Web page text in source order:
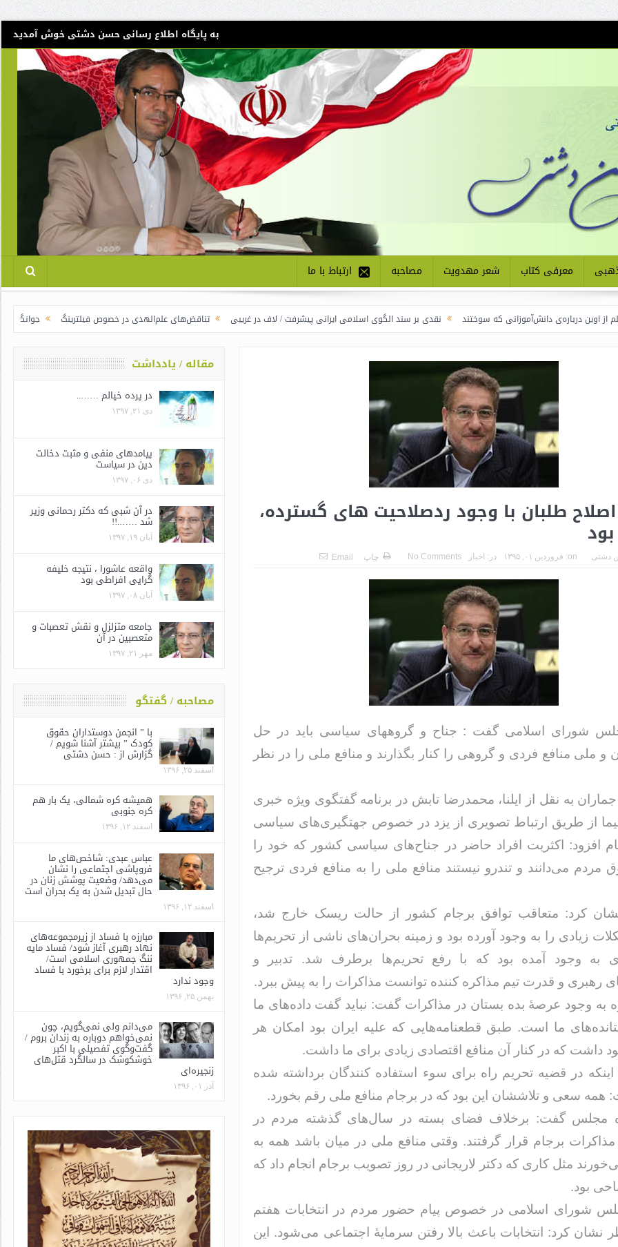
به پایگاه اطلاع رسانی حسن دشتی خوش آمدید
معرفی کتاب شعر مهدویت مصاحبه ارتباط با ما
دانش‌آموزانی که سوختند نقدی بر سند الگوی اسلامی ایرانی پیشرفت / لاف در غریبی تناقض‌های علم‌الهدی در خصوص فیلترینگ جوانگرایی به سبک
طلبان با وجود ردصلاحیت های گسترده،
دشتی on: فروردین ۰۱, ۱۳۹۵ در: اخبار No Comments چاپ Email
شورای اسلامی گفت : جناح و گروههای سیاسی باید در حل
و ملی منافع فردی و گروهی را کنار بگذارند و منافع ملی را در نظر
به نقل از ایلنا، محمدرضا تابش در برنامه گفتگوی ویژه خبری
از طریق ارتباط تصویری از یزد در خصوص جهتگیری‌های سیاسی
افزود: اکثریت افراد حاضر در جناح‌های سیاسی کشور که خود را
مردم می‌دانند و تندرو نیستند منافع ملی را به منافع فردی ترجیح
کرد: متعاقب توافق برجام کشور از حالت ریسک خارج شد،
زیادی را به وجود آورده بود و زمینه بحران‌های ناشی از تحریم‌ها
به وجود آمده بود که با رفع تحریم‌ها برطرف شد. تدبیر و
رهبری و قدرت تیم مذاکره کننده توانست مذاکرات را به پیش ببرد.
به وجود عرصهٔ بده بستان در مذاکرات گفت: نباید گفت داده‌های ما
ما است. طبق قطعنامه‌هایی که علیه ایران بود امکان هر
داشت که در کنار آن منافع اقتصادی زیادی برای ما داشت.
اینکه در قضیه تحریم راه برای سوء استفاده کنندگان برداشته شده
همه سعی و تلاششان این بود که در برجام منافع ملی رقم بخورد.
مجلس گفت: برخلاف فضای بسته در سال‌های گذشته مردم در
مذاکرات برجام قرار گرفتند. وقتی منافع ملی در میان باشد همه به
مثل کاری که دکتر لاریجانی در روز تصویب برجام انجام داد که
بود.
شورای اسلامی در خصوص پیام حضور مردم در انتخابات هفتم
نشان کرد: انتخابات باعث بالا رفتن سرمایهٔ اجتماعی می‌شود. این
مقاله / یادداشت
در پرده خیالم ……..
دی ۲۱, ۱۳۹۷
پیامدهای منفی و مثبت دخالت
دین در سیاست
دی ۰۶, ۱۳۹۷
در آن شبی که دکتر رحمانی وزیر
شد …….!!
آبان ۱۹, ۱۳۹۷
واقعه عاشورا ، نتیجه خلیفه
گرایی افراطی بود
آبان ۰۸, ۱۳۹۷
جامعه متزلزل و نقش تعصبات و
متعصبین در آن
مهر ۲۱, ۱۳۹۷
مصاحبه / گفتگو
با ” انجمن دوستداران حقوق
کودک ” بیشتر آشنا شویم /
گزارش از : حسن دشتی
اسفند ۲۵, ۱۳۹۶
همیشه کره شمالی، یک بار هم
کره جنوبی
اسفند ۱۲, ۱۳۹۶
عباس عبدی: شاخص‌های ما
فروپاشی اجتماعی را نشان
می‌دهد/ وضعیت پوشش زنان در
حال تبدیل شدن به یک بحران است
اسفند ۱۲, ۱۳۹۶
مبارزه با فساد از زیرمجموعه‌های
نهاد رهبری آغاز شود/ فساد مایه
ننگ جمهوری اسلامی است/
اقتدار لازم برای برخورد با فساد
وجود ندارد
بهمن ۲۵, ۱۳۹۶
می‌دانم ولی نمی‌گویم، چون
نمی‌خواهم دوباره به زندان بروم /
گفت‌وگوی تفصیلی با اکبر
خوشکوشک در سالگرد قتل‌های
زنجیره‌ای
آذر ۰۱, ۱۳۹۶